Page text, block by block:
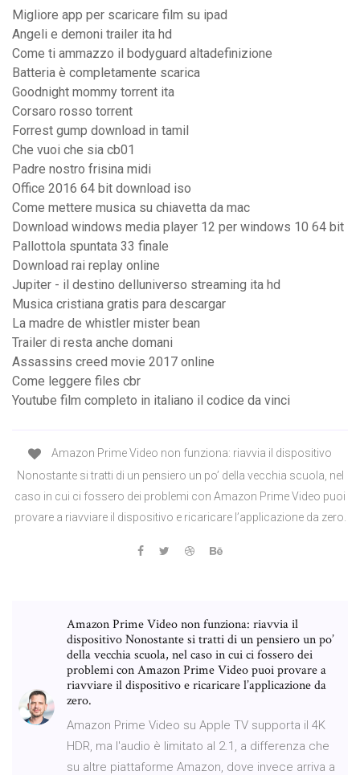
Migliore app per scaricare film su ipad
Angeli e demoni trailer ita hd
Come ti ammazzo il bodyguard altadefinizione
Batteria è completamente scarica
Goodnight mommy torrent ita
Corsaro rosso torrent
Forrest gump download in tamil
Che vuoi che sia cb01
Padre nostro frisina midi
Office 2016 64 bit download iso
Come mettere musica su chiavetta da mac
Download windows media player 12 per windows 10 64 bit
Pallottola spuntata 33 finale
Download rai replay online
Jupiter - il destino delluniverso streaming ita hd
Musica cristiana gratis para descargar
La madre de whistler mister bean
Trailer di resta anche domani
Assassins creed movie 2017 online
Come leggere files cbr
Youtube film completo in italiano il codice da vinci
Amazon Prime Video non funziona: riavvia il dispositivo
Nonostante si tratti di un pensiero un po’ della vecchia scuola, nel
caso in cui ci fossero dei problemi con Amazon Prime Video puoi
provare a riavviare il dispositivo e ricaricare l’applicazione da zero.
Amazon Prime Video non funziona: riavvia il
dispositivo Nonostante si tratti di un pensiero un po’
della vecchia scuola, nel caso in cui ci fossero dei
problemi con Amazon Prime Video puoi provare a
riavviare il dispositivo e ricaricare l’applicazione da
zero.
Amazon Prime Video su Apple TV supporta il 4K
HDR, ma l'audio è limitato al 2.1, a differenza che
su altre piattaforme Amazon, dove invece arriva a